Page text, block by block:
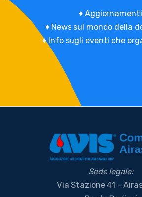
♦ Aggiornamenti
♦ News sul mondo della
♦Info sugli eventi che
Sede legale:
Via Stazione 41 -